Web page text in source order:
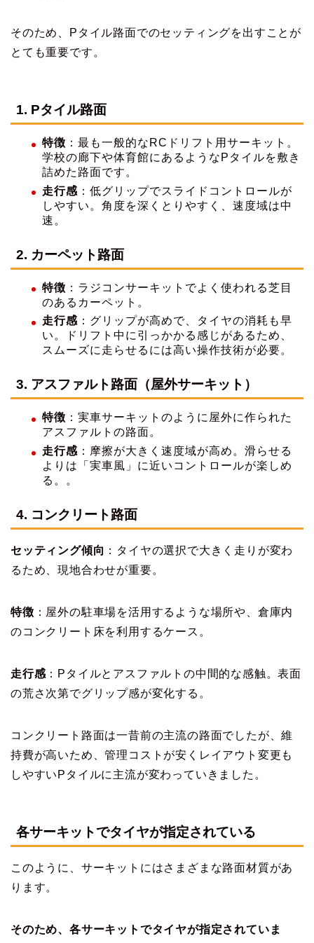
そのため、Pタイル路面でのセッティングを出すことが
とても重要です。
1. Pタイル路面
特徴 ：最も一般的なRCドリフト用サーキット。
学校の廊下や体育館にあるようなPタイルを敷き
詰めた路面です。
走行感 ：低グリップでスライドコントロールが
しやすい。角度を深くとりやすく、速度域は中
速。
2. カーペット路面
特徴 ：ラジコンサーキットでよく使われる芝目
のあるカーペット。
走行感 ：グリップが高めで、タイヤの消耗も早
い。ドリフト中に引っかかる感じがあるため、
スムーズに走らせるには高い操作技術が必要。
3. アスファルト路面（屋外サーキット）
特徴 ：実車サーキットのように屋外に作られた
アスファルトの路面。
走行感 ：摩擦が大きく速度域が高め。滑らせる
よりは「実車風」に近いコントロールが楽しめ
る。。
4. コンクリート路面
セッティング傾向 ：タイヤの選択で大きく走りが変わ
るため、現地合わせが重要。
特徴 ：屋外の駐車場を活用するような場所や、倉庫内
のコンクリート床を利用するケース。
走行感 ：Pタイルとアスファルトの中間的な感触。表面
の荒さ次第でグリップ感が変化する。
コンクリート路面は一昔前の主流の路面でしたが、維
持費が高いため、管理コストが安くレイアウト変更も
しやすいPタイルに主流が変わっていきました。
各サーキットでタイヤが指定されている
このように、サーキットにはさまざまな路面材質があ
ります。
そのため、各サーキットでタイヤが指定されていま